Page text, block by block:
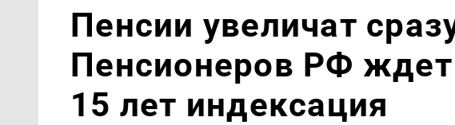
Пенсии увеличат
Пенсионеров РФ ждет
15 лет индексация